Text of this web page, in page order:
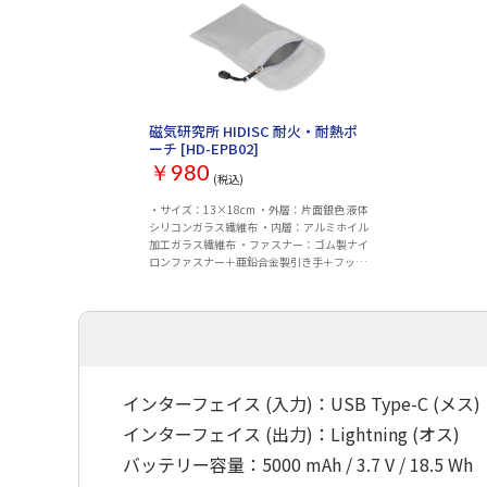
磁気研究所 HIDISC 耐火・耐熱ポ
ーチ [HD-EPB02]
￥980 (税込)
・サイズ：13×18cm ・外層：片面銀色 液体
シリコンガラス繊維布 ・内層：アルミホイル
加工ガラス繊維布 ・ファスナー：ゴム製ナイ
ロンファスナー＋亜鉛合金製引き手＋フック
インターフェイス (入力)：USB Type-C (メス)
インターフェイス (出力)：Lightning (オス)
バッテリー容量：5000 mAh / 3.7 V / 18.5 Wh